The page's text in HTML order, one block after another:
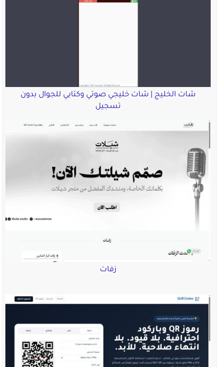
شات الخليج | شات خليجي صوتي وكتابي للجوال بدون
تسجيل
زفات